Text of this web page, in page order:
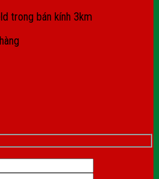
trong bán kính 3km